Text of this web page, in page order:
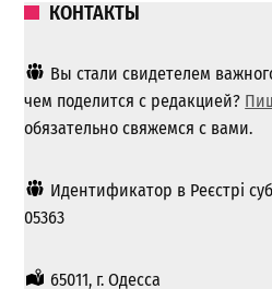
КОНТАКТЫ
Вы стали свидетелем
чем поделится с редакцией?
обязательно свяжемся с вами.
Идентификатор в Реєстрі
05363
65011, г. Одесса